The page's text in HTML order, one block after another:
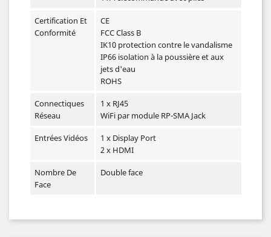
Certification Et
Conformité
CE
FCC Class B
IK10 protection contre le vandalisme
IP66 isolation à la poussière et aux
jets d'eau
ROHS
Connectiques
Réseau
1 x RJ45
WiFi par module RP-SMA Jack
Entrées Vidéos
1 x Display Port
2 x HDMI
Nombre De
Face
Double face